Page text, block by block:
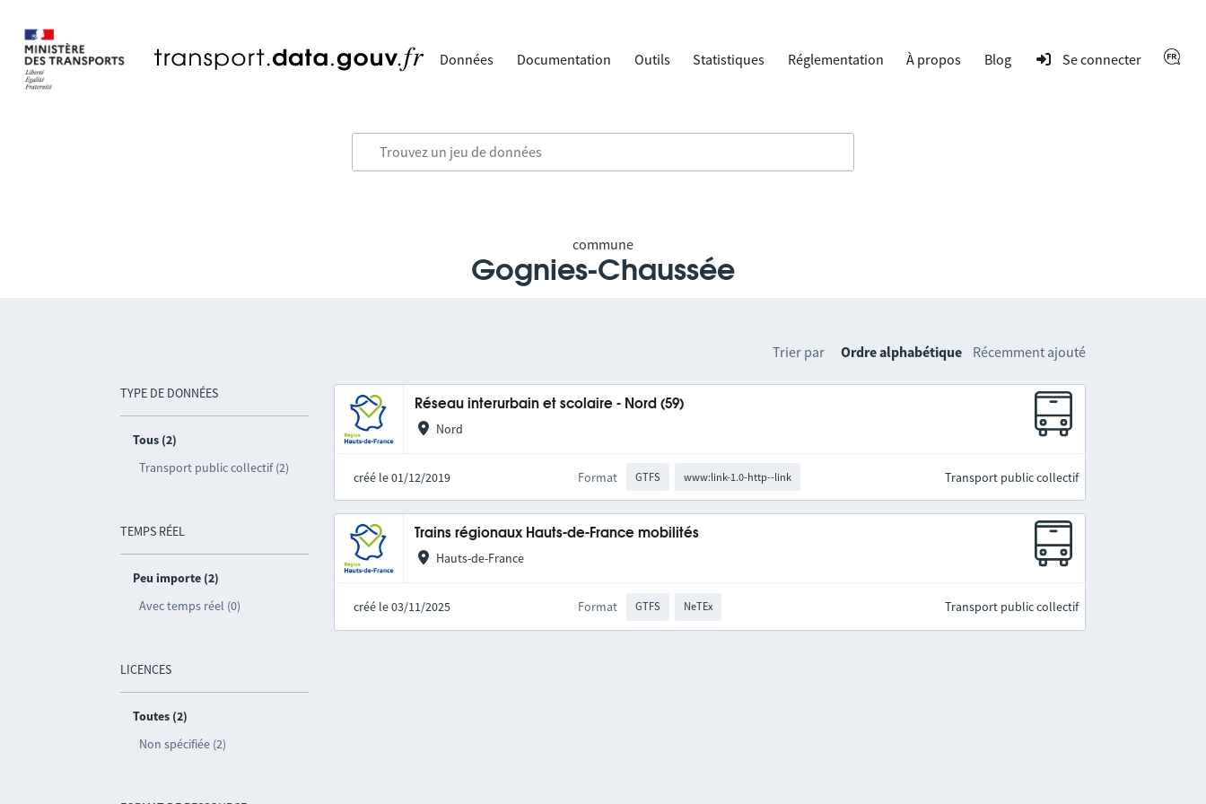
Données Documentation Outils Statistiques Réglementation À propos Blog Se connecter
commune
Gognies-Chaussée
TYPE DE DONNÉES
Tous (2)
Transport public collectif (2)
TEMPS RÉEL
Peu importe (2)
Avec temps réel (0)
LICENCES
Toutes (2)
Non spécifiée (2)
Trier par Ordre alphabétique Récemment ajouté
Réseau interurbain et scolaire - Nord (59)
Nord
créé le 01/12/2019 Format GTFS www:link-1.0-http--link Transport public collectif
Trains régionaux Hauts-de-France mobilités
Hauts-de-France
créé le 03/11/2025 Format GTFS NeTEx Transport public collectif